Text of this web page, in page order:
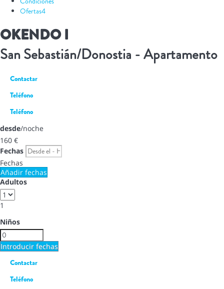
Ofertas4
OKENDO I
San Sebastián/Donostia -Apartamento
Contactar
Teléfono
Teléfono
desde/noche
160 €
Fechas
Fechas
Añadir fechas
Adultos
1
Niños
Introducir fechas
Contactar
Teléfono